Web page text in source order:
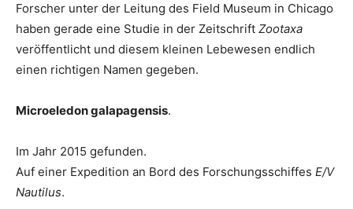
Forscher unter der Leitung des Field Museum in Chicago
haben gerade eine Studie in der Zeitschrift Zootaxa
veröffentlicht und diesem kleinen Lebewesen endlich
einen richtigen Namen gegeben.
Microeledon galapagensis.
Im Jahr 2015 gefunden.
Auf einer Expedition an Bord des Forschungsschiffes E/V
Nautilus.